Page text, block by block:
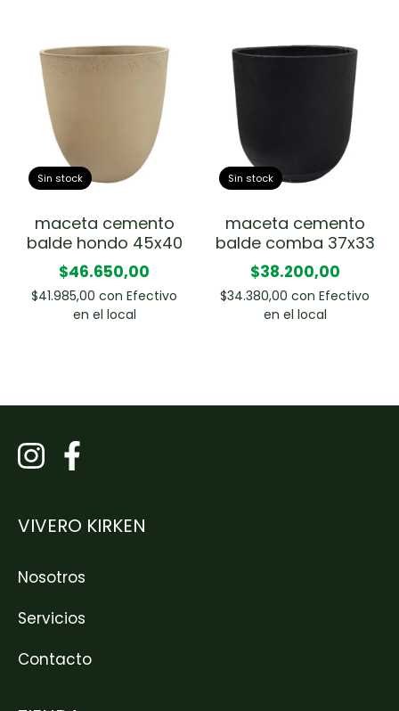
Sin stock
maceta cemento
balde hondo 45x40
$46.650,00
$41.985,00 con Efectivo
en el local
Sin stock
maceta cemento
balde comba 37x33
$38.200,00
$34.380,00 con Efectivo
en el local
VIVERO KIRKEN
Nosotros
Servicios
Contacto